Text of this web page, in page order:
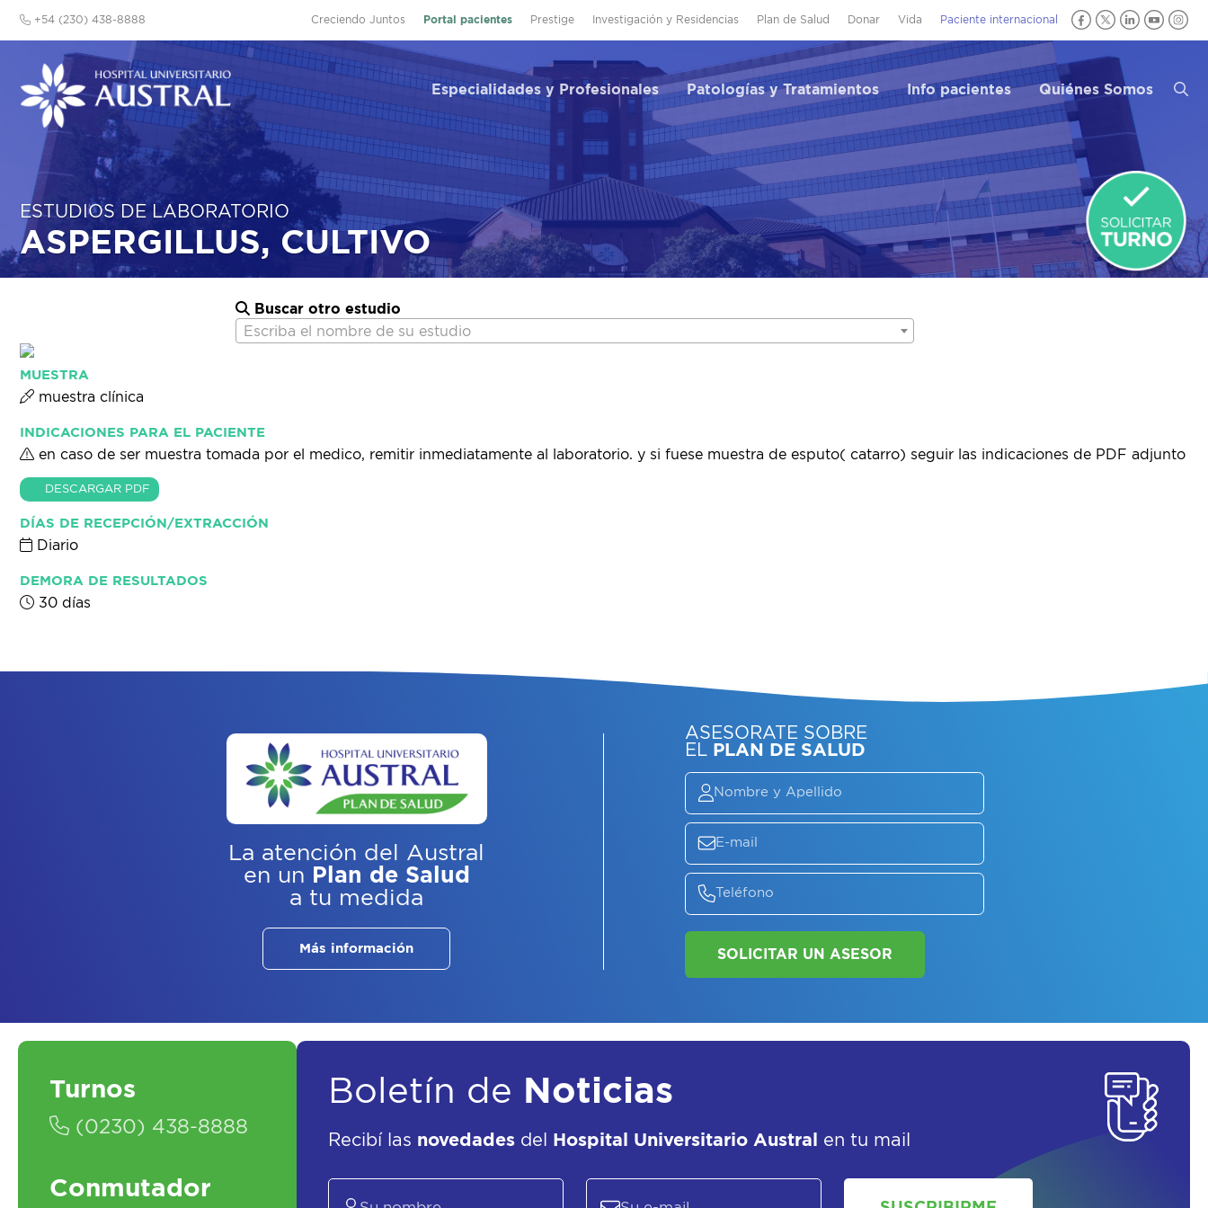
Creciendo Juntos Portal pacientes Prestige Investigación y Residencias Plan de Salud Donar Vida Paciente internacional
+54 (230) 438-8888
Especialidades y Profesionales Patologías y Tratamientos Info pacientes Quiénes Somos
ESTUDIOS DE LABORATORIO
ASPERGILLUS, CULTIVO
Buscar otro estudio
Escriba el nombre de su estudio
MUESTRA
muestra clínica
INDICACIONES PARA EL PACIENTE
en caso de ser muestra tomada por el medico, remitir inmediatamente al laboratorio. y si fuese muestra de esputo( catarro) seguir las indicaciones de PDF adjunto
DESCARGAR PDF
DÍAS DE RECEPCIÓN/EXTRACCIÓN
Diario
DEMORA DE RESULTADOS
30 días
La atención del Austral
en un Plan de Salud
a tu medida
Más información
ASESORATE SOBRE
Turnos
(0230) 438-8888
Conmutador
Boletín de Noticias
Recibí las novedades del Hospital Universitario Austral en tu mail